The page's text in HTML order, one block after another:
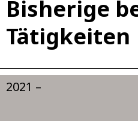
Bisherige
Tätigkeiten
2021 –